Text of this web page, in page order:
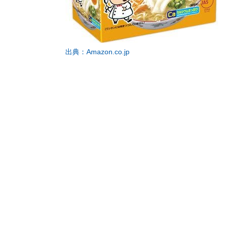
出典：Amazon.co.jp